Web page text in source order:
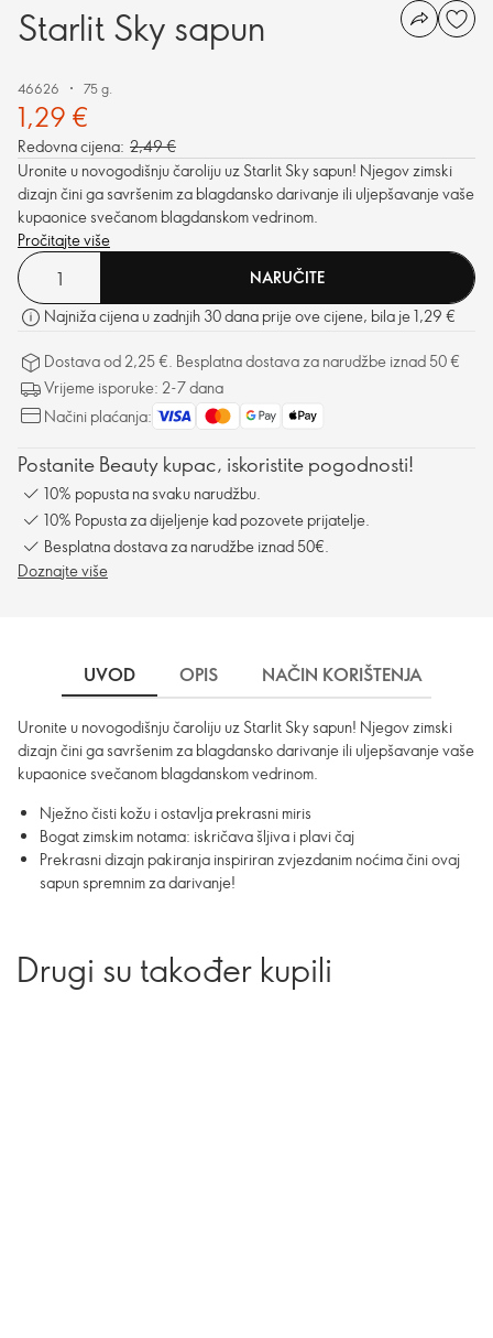
Starlit Sky sapun
46626 75 g.
1,29 €
Redovna cijena: 2,49 €
Uronite u novogodišnju čaroliju uz Starlit Sky sapun! Njegov zimski
dizajn čini ga savršenim za blagdansko darivanje ili uljepšavanje vaše
kupaonice svečanom blagdanskom vedrinom.
Pročitajte više
NARUČITE
Najniža cijena u zadnjih 30 dana prije ove cijene, bila je 1,29 €
Dostava od 2,25 €. Besplatna dostava za narudžbe iznad 50 €
Vrijeme isporuke: 2-7 dana
Načini plaćanja:
Postanite Beauty kupac, iskoristite pogodnosti!
10% popusta na svaku narudžbu.
10% Popusta za dijeljenje kad pozovete prijatelje.
Besplatna dostava za narudžbe iznad 50€.
Doznajte više
UVOD OPIS NAČIN KORIŠTENJA
Uronite u novogodišnju čaroliju uz Starlit Sky sapun! Njegov zimski
dizajn čini ga savršenim za blagdansko darivanje ili uljepšavanje vaše
kupaonice svečanom blagdanskom vedrinom.
Nježno čisti kožu i ostavlja prekrasni miris
Bogat zimskim notama: iskričava šljiva i plavi čaj
Prekrasni dizajn pakiranja inspiriran zvjezdanim noćima čini ovaj
sapun spremnim za darivanje!
Drugi su također kupili